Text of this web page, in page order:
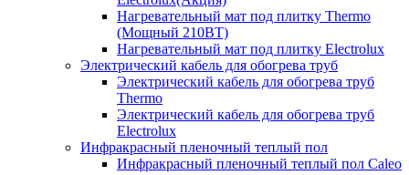
Нагревательный мат под плитку Thermo
(Мощный 210ВТ)
Нагревательный мат под плитку Electrolux
Электрический кабель для обогрева труб
Электрический кабель для обогрева труб
Thermo
Электрический кабель для обогрева труб
Electrolux
Инфракрасный пленочный теплый пол
Инфракрасный пленочный теплый пол Caleo